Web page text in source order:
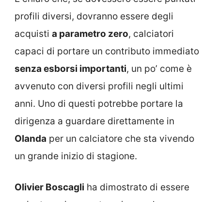
profili diversi, dovranno essere degli
acquisti a parametro zero, calciatori
capaci di portare un contributo immediato
senza esborsi importanti, un po’ come è
avvenuto con diversi profili negli ultimi
anni. Uno di questi potrebbe portare la
dirigenza a guardare direttamente in
Olanda per un calciatore che sta vivendo
un grande inizio di stagione.
Olivier Boscagli ha dimostrato di essere